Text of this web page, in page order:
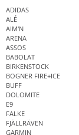
ADIDAS
ALÉ
AIM'N
ARENA
ASSOS
BABOLAT
BIRKENSTOCK
BOGNER FIRE+ICE
BUFF
DOLOMITE
E9
FALKE
FJÄLLRÄVEN
GARMIN